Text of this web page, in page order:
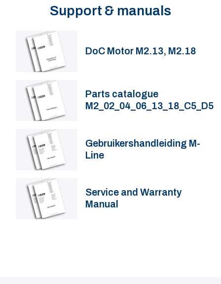
Support & manuals
DoC Motor M2.13, M2.18
Parts catalogue
M2_02_04_06_13_18_C5_D5
Gebruikershandleiding M-
Line
Service and Warranty
Manual